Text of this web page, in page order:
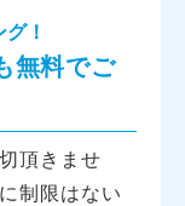
！
無料でご
頂きませ
制限はない